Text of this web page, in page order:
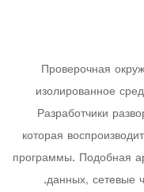
Проверочная
изолированное
Разработчики
которая
программы. Подобная
данных, сетевые